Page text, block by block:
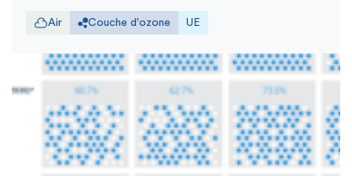
Air Couche d'ozone UE